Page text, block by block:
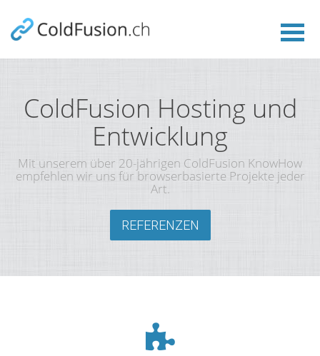
ColdFusion Hosting und
Entwicklung
Mit unserem über 20-jährigen ColdFusion KnowHow
empfehlen wir uns für browserbasierte Projekte jeder
Art.
REFERENZEN